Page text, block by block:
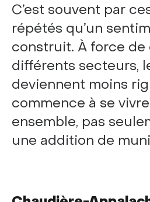
C’est souvent par
répétés qu’un
construit. À force
différents secteurs,
deviennent moins
commence à se
ensemble, pas
une addition de